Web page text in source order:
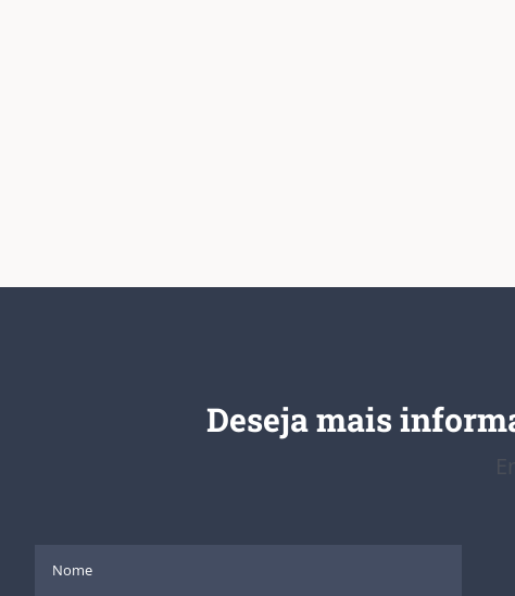
Deseja mais